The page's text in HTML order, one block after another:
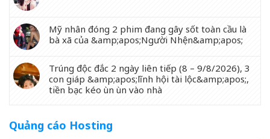
Mỹ nhân đóng 2 phim đang gây sốt toàn cầu là
bà xã của &amp;apos;Người Nhện&amp;apos;
Trúng độc đắc 2 ngày liên tiếp (8 – 9/8/2026), 3
con giáp &amp;apos;lĩnh hội tài lộc&amp;apos;,
tiền bạc kéo ùn ùn vào nhà
Quảng cáo Hosting